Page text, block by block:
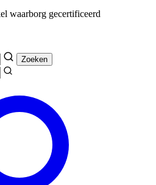
waarborg gecertificeerd
Zoeken